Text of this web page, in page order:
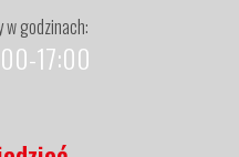
godzinach:
17:00